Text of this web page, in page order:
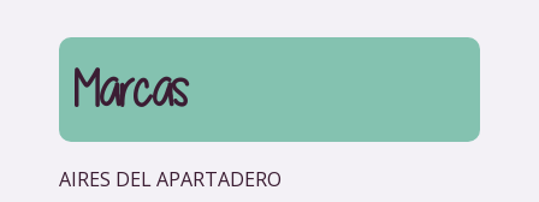
Marcas
AIRES DEL APARTADERO